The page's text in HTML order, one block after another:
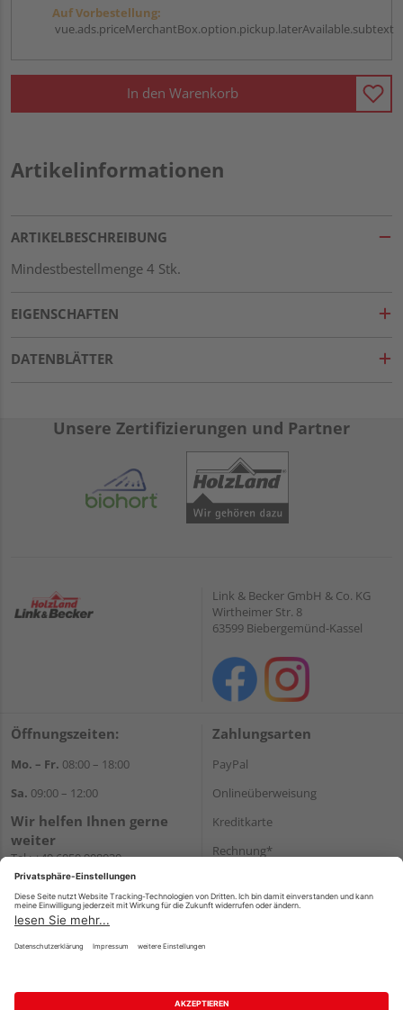
Auf Vorbestellung:
vue.ads.priceMerchantBox.option.pickup.laterAvailable.subtext
In den Warenkorb
Artikelinformationen
ARTIKELBESCHREIBUNG
Mindestbestellmenge 4 Stk.
EIGENSCHAFTEN
DATENBLÄTTER
Unsere Zertifizierungen und Partner
Link & Becker GmbH & Co. KG
Wirtheimer Str. 8
63599 Biebergemünd-Kassel
Öffnungszeiten:
Mo. – Fr. 08:00 – 18:00
Sa. 09:00 – 12:00
Wir helfen Ihnen gerne
weiter
Tel.:+49 6050 908030
E-Mail:shop@holzland-
linkundbecker.de
Zahlungsarten
PayPal
Onlineüberweisung
Kreditkarte
Rechnung*
Versand
Impressum AGB Widerruf Datenschutz